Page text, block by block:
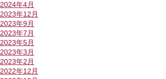
2024年4月
2023年12月
2023年9月
2023年7月
2023年5月
2023年3月
2023年2月
2022年12月